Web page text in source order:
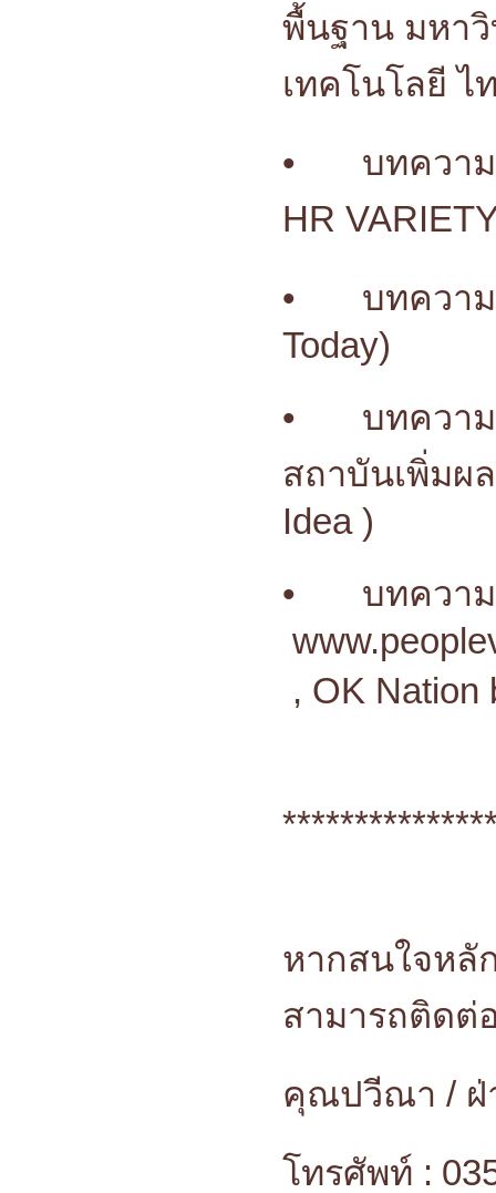
พื้นฐาน มหา
เทคโนโลยี
•
บทควา
HR
•
บทควา
Today)
•
บทควา
สถาบันเพิ่มผ
Idea )
•
บทควา
, OK
หากสนใจหลั
สามารถติดต่
คุณปวีณา /
โทรศัพท์ :